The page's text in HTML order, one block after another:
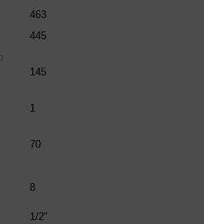
463
445
145
1
70
8
1/2"